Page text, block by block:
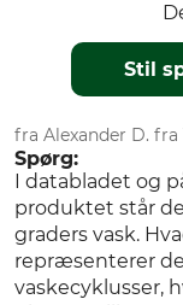
Stil
fra Alexander D. fra
Spørg:
I databladet og
produktet står
graders vask.
repræsenterer
vaskecyklusser,